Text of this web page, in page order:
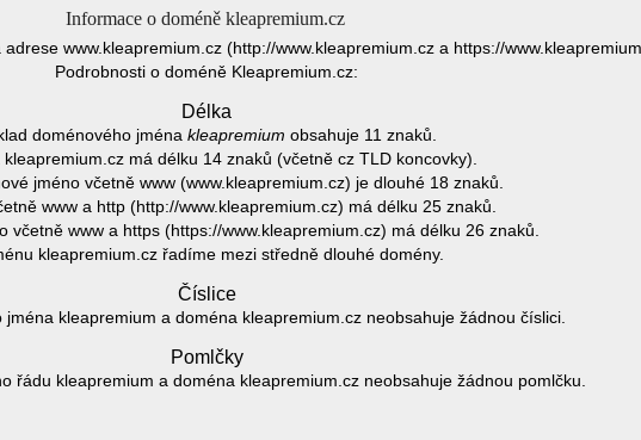
Informace o doméně kleapremium.cz
www.kleapremium.cz (http://www.kleapremium.cz a https://
Podrobnosti o doméně Kleapremium.cz:
Délka
doménového jména kleapremium obsahuje 11 znaků.
kleapremium.cz má délku 14 znaků (včetně cz TLD koncovky).
jméno včetně www (www.kleapremium.cz) je dlouhé 18 znaků.
www a http (http://www.kleapremium.cz) má délku 25 znaků.
včetně www a https (https://www.kleapremium.cz) má délku 26 znaků.
kleapremium.cz řadíme mezi středně dlouhé domény.
Číslice
kleapremium a doména kleapremium.cz neobsahuje žádnou číslici.
Pomlčky
řádu kleapremium a doména kleapremium.cz neobsahuje žádnou pomlčku.